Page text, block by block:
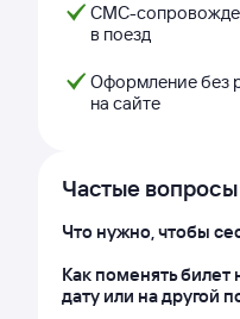
СМС-
в поезд
Оформление без
на сайте
Частые вопросы
Что нужно, чтобы
Как поменять билет
дату или на другой